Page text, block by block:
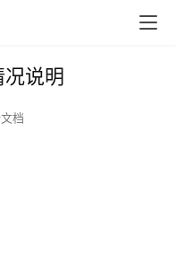
说明
档